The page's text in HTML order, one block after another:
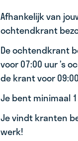
Afhankelijk van
ochtendkrant
De ochtendkrant
voor 07:00 uur ’s
de krant voor
Je bent minimaal
Je vindt kranten
werk!